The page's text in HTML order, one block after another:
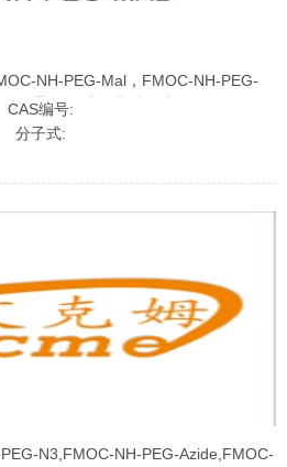
NH-PEG-Mal，FMOC-NH-PEG-
聚乙二醇马来酰亚胺
CAS编号:
分子式:
N3,FMOC-NH-PEG-Azide,FMOC-